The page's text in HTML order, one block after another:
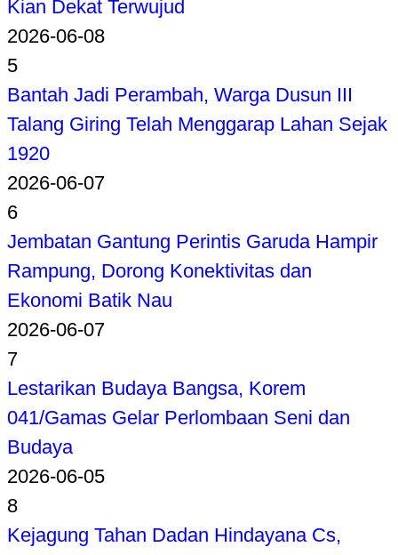
Kian Dekat Terwujud
2026-06-08
5
Bantah Jadi Perambah, Warga Dusun III
Talang Giring Telah Menggarap Lahan Sejak
1920
2026-06-07
6
Jembatan Gantung Perintis Garuda Hampir
Rampung, Dorong Konektivitas dan
Ekonomi Batik Nau
2026-06-07
7
Lestarikan Budaya Bangsa, Korem
041/Gamas Gelar Perlombaan Seni dan
Budaya
2026-06-05
8
Kejagung Tahan Dadan Hindayana Cs,